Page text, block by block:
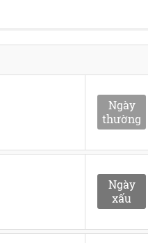
Ngày
thường
Ngày
xấu